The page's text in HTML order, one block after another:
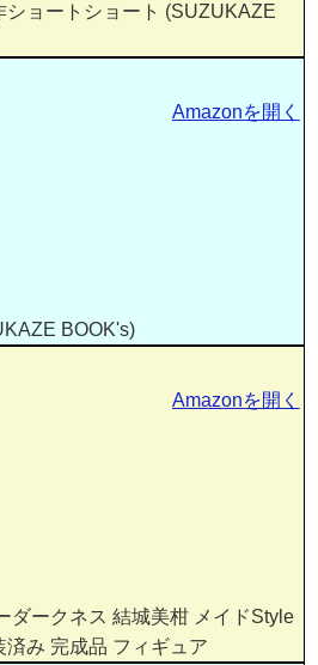
ショートショート (SUZUKAZE
BOOK's)
Amazonを開く
ダークネス 結城美柑 メイドStyle
み 完成品 フィギュア
Amazonを開く